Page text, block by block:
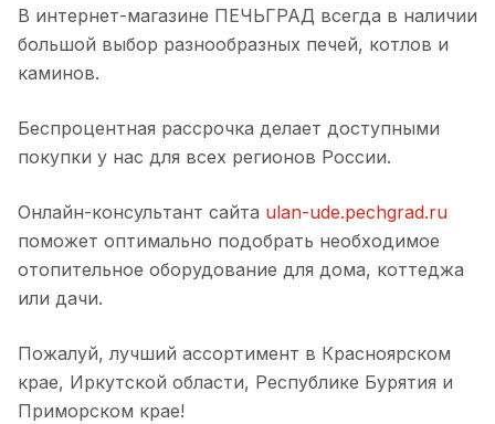
В интернет-магазине ПЕЧЬГРАД всегда в наличии
большой выбор разнообразных печей, котлов и
каминов.
Беспроцентная рассрочка делает доступными
покупки у нас для всех регионов России.
Онлайн-консультант сайта ulan-ude.pechgrad.ru
поможет оптимально подобрать необходимое
отопительное оборудование для дома, коттеджа
или дачи.
Пожалуй, лучший ассортимент в Красноярском
крае, Иркутской области, Республике Бурятия и
Приморском крае!